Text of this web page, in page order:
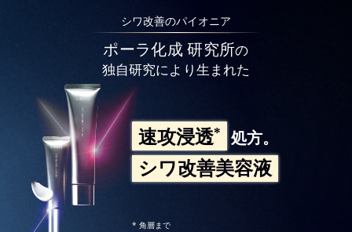
シワ改善のパイオニア
ポーラ化成 研究所の
独自研究により生まれた
速攻浸透* 処方。
シワ改善美容液
* 角層まで